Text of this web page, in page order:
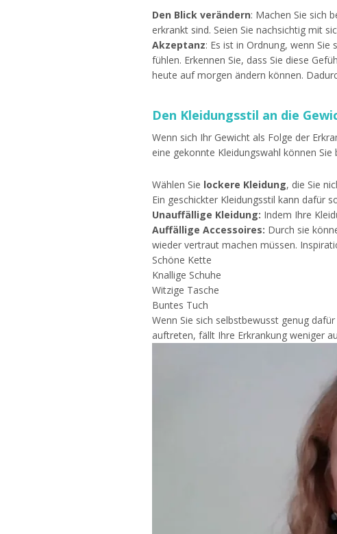
Den Blick verändern: Machen Sie sich
erkrankt sind. Seien Sie nachsichtig mit
Akzeptanz: Es ist in Ordnung, wenn
fühlen. Erkennen Sie, dass Sie diese
heute auf morgen ändern können.
Den Kleidungsstil an die
Wenn sich Ihr Gewicht als Folge der
eine gekonnte Kleidungswahl können
Wählen Sie lockere Kleidung, die Sie
Ein geschickter Kleidungsstil kann dafür
Unauffällige Kleidung: Indem Ihre
Auffällige Accessoires: Durch sie
wieder vertraut machen müssen.
Schöne Kette
Knallige Schuhe
Witzige Tasche
Buntes Tuch
Wenn Sie sich selbstbewusst genug
auftreten, fällt Ihre Erkrankung weniger